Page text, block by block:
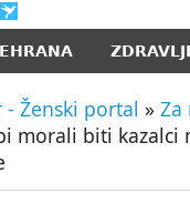
- Ženski portal » Za
morali biti